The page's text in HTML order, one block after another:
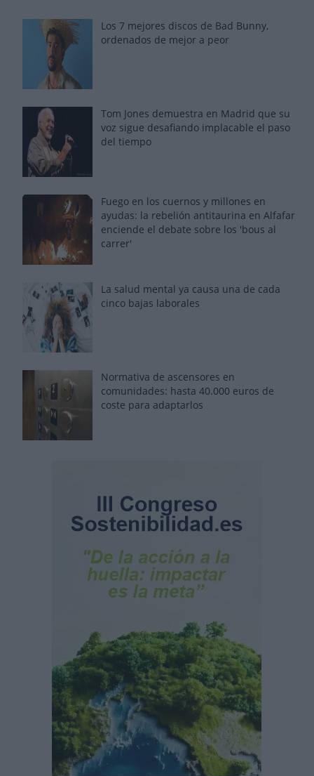
Los 7 mejores discos de Bad Bunny,
ordenados de mejor a peor
Tom Jones demuestra en Madrid que su
voz sigue desafiando implacable el paso
del tiempo
Fuego en los cuernos y millones en
ayudas: la rebelión antitaurina en Alfafar
enciende el debate sobre los 'bous al
carrer'
La salud mental ya causa una de cada
cinco bajas laborales
Normativa de ascensores en
comunidades: hasta 40.000 euros de
coste para adaptarlos